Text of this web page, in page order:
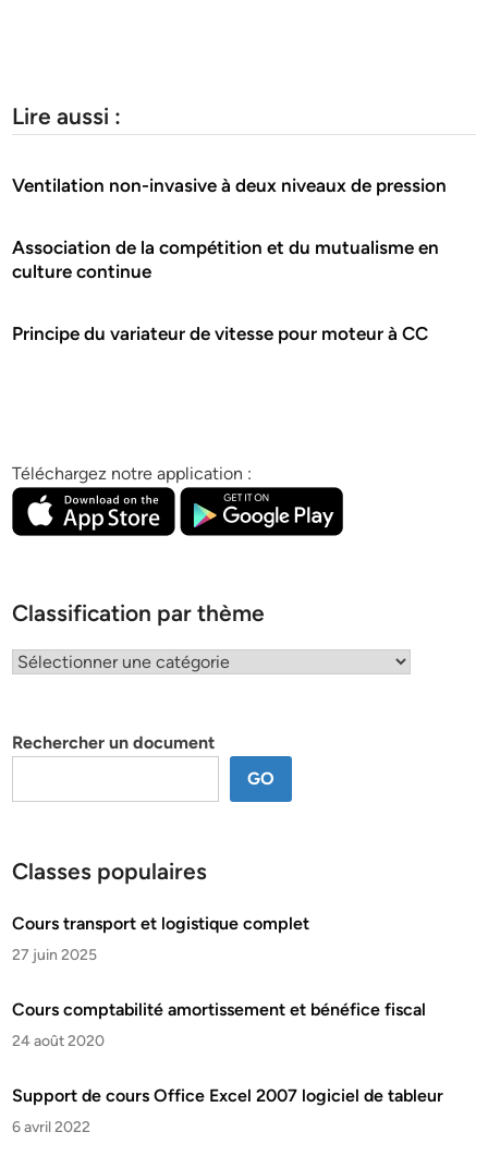
Lire aussi :
Ventilation non-invasive à deux niveaux de pression
Association de la compétition et du mutualisme en
culture continue
Principe du variateur de vitesse pour moteur à CC
Téléchargez notre application :
Classification par thème
Classification
Rechercher un document
GO
Classes populaires
Cours transport et logistique complet
27 juin 2025
Cours comptabilité amortissement et bénéfice fiscal
24 août 2020
Support de cours Office Excel 2007 logiciel de tableur
6 avril 2022